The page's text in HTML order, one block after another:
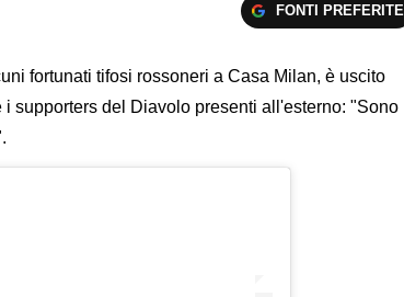
FONTI PREFERITE
fortunati tifosi rossoneri a Casa Milan, è uscito
supporters del Diavolo presenti all'esterno: "Sono